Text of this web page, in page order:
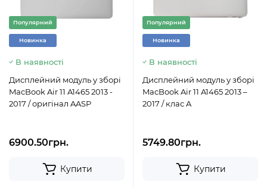
Популярний
Новинка
В наявності
Дисплейний модуль у зборі
MacBook Air 11 A1465 2013 -
2017 / оригінал AASP
6900.50грн.
Купити
Популярний
Новинка
В наявності
Дисплейний модуль у зборі
MacBook Air 11 A1465 2013 –
2017 / клас A
5749.80грн.
Купити